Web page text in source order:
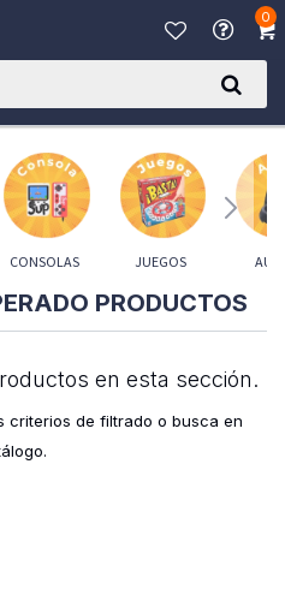
0
CONSOLAS JUEGOS
PRODUCTOS
en esta sección.
criterios de filtrado o busca en